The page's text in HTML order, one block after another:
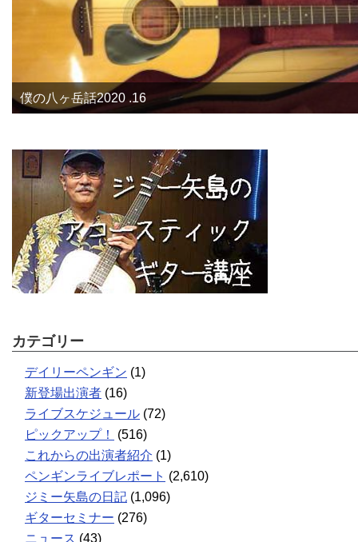
僕の八ヶ岳話2020 .16
カテゴリー
デイリーペンギン (1)
新登場出演者 (16)
ライブスケジュール (72)
ピックアップ！
(516)
これからの出演者紹介 (1)
ペンギンライブレポート (2,610)
ジミー矢島の日記 (1,096)
ギターセミナー (276)
ニュース (43)